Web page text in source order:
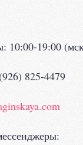
10:00-19:00
825-4479